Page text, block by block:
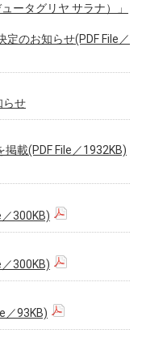
ータグリヤ サラナ）」
のお知らせ(PDF File／
らせ
載(PDF File／1932KB)
300KB)
300KB)
／93KB)